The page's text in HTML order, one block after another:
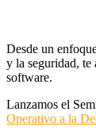
Desde un
y la seguridad, te
software.
Lanzamos el
Operativo a la